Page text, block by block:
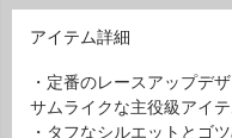
アイテム詳細
・定番のレースアップデ
サムライクな主役級アイテ
・タフなシルエットとゴ